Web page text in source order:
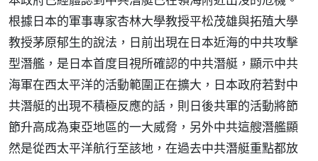
根據日本的軍事專家杏林大學教授平松茂雄與拓殖大學
教授茅原郁生的說法，日前出現在日本近海的中共攻擊
型潛艦，是日本首度目視所確認的中共潛艇，顯示中共
海軍在西太平洋的活動範圍正在擴大，日本政府若對中
共潛艇的出現不積極反應的話，則日後共軍的活動將節
節升高成為東亞地區的一大威脅，另外中共這艘潛艦顯
然是從西太平洋航行至該地，在過去中共潛艇重點都放